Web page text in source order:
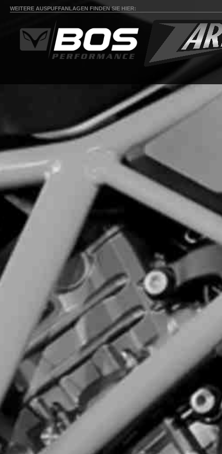
WEITERE AUSPUFFANLAGEN FINDEN SIE HIER: